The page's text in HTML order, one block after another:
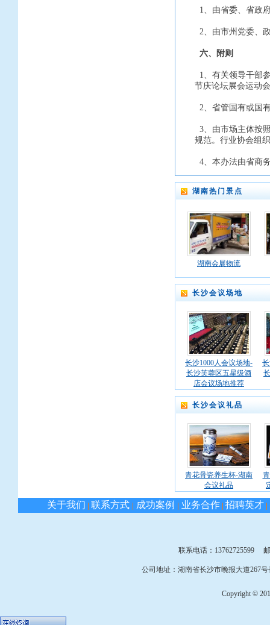
1、由省委、省政
2、由市州党委、
六、附则
1、有关领导干部
节庆论坛展会运动
2、省管国有或国
3、由市场主体按
规范。行业协会组
4、本办法由省商
湖南热门景点
湖南会展物流
长沙会议场地
长沙1000人会议场地-
长沙芙蓉区五星级酒
店会议场地推荐
长沙会议礼品
青花骨瓷养生杯-湖南
会议礼品
关于我们 | 联系方式 | 成功案例 | 业务合作 | 招聘英才 |
联系电话：13762725599
公司地址：湖南省长沙市晚报大道267
Copyright ©